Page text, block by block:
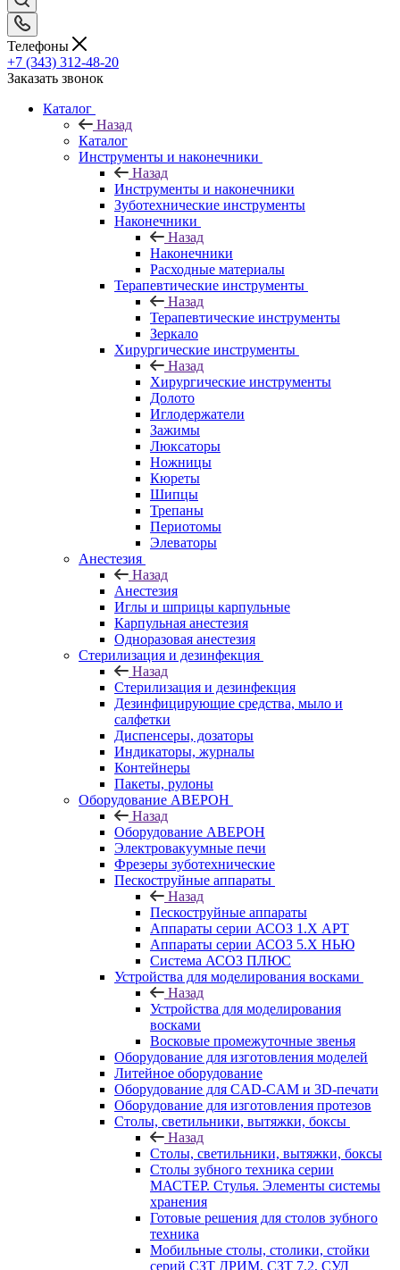
Телефоны
+7 (343) 312-48-20
Заказать звонок
Каталог
Назад
Каталог
Инструменты и наконечники
Назад
Инструменты и наконечники
Зуботехнические инструменты
Наконечники
Назад
Наконечники
Расходные материалы
Терапевтические инструменты
Назад
Терапевтические инструменты
Зеркало
Хирургические инструменты
Назад
Хирургические инструменты
Долото
Иглодержатели
Зажимы
Люксаторы
Ножницы
Кюреты
Шипцы
Трепаны
Периотомы
Элеваторы
Анестезия
Назад
Анестезия
Иглы и шприцы карпульные
Карпульная анестезия
Одноразовая анестезия
Стерилизация и дезинфекция
Назад
Стерилизация и дезинфекция
Дезинфицирующие средства, мыло и
салфетки
Диспенсеры, дозаторы
Индикаторы, журналы
Контейнеры
Пакеты, рулоны
Оборудование АВЕРОН
Назад
Оборудование АВЕРОН
Электровакуумные печи
Фрезеры зуботехнические
Пескоструйные аппараты
Назад
Пескоструйные аппараты
Аппараты серии АСОЗ 1.Х АРТ
Аппараты серии АСОЗ 5.Х НЬЮ
Система АСОЗ ПЛЮС
Устройства для моделирования восками
Назад
Устройства для моделирования
восками
Восковые промежуточные звенья
Оборудование для изготовления моделей
Литейное оборудование
Оборудование для CAD-CAM и 3D-печати
Оборудование для изготовления протезов
Cтолы, светильники, вытяжки, боксы
Назад
Cтолы, светильники, вытяжки, боксы
Столы зубного техника серии
МАСТЕР. Стулья. Элементы системы
хранения
Готовые решения для столов зубного
техника
Мобильные столы, столики, стойки
серий СЗТ ДРИМ, СЗТ 7.2, СУЛ